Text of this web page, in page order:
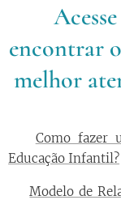
encontrar
melhor
Como fazer
Educação Infantil?
📝Modelo de